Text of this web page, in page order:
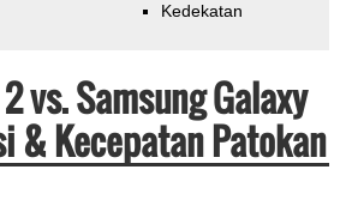
Kedekatan
vs. Samsung Galaxy
& Kecepatan Patokan